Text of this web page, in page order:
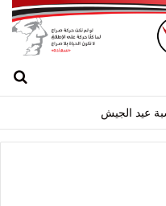
عيد الجيش